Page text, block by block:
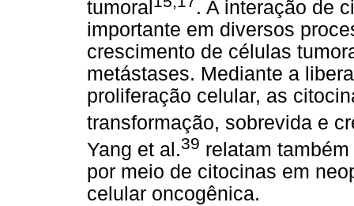
tumoral
. A interação de
importante em diversos
crescimento de células
metástases. Mediante a
proliferação celular, as
transformação, sobrevida e
Yang et al.39 relatam
por meio de citocinas em
celular oncogênica.